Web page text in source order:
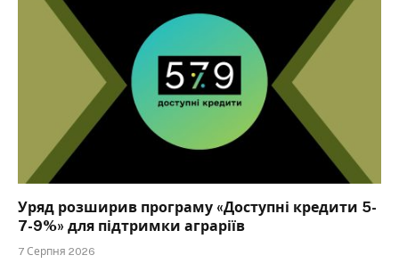
Уряд розширив програму «Доступні кредити 5-
7-9%» для підтримки аграріїв
7 Серпня 2026